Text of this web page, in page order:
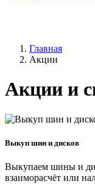
Главная
Акции
Акции и
Выкуп шин и дисков
Выкупаем шины и
взаиморасчёт или